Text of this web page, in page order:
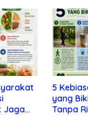
Jaga
5
yang
Tanpa